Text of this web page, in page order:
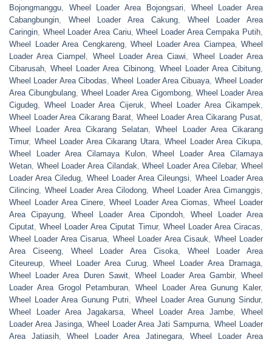
Bojongmanggu, Wheel Loader Area Bojongsari, Wheel Loader Area
Cabangbungin, Wheel Loader Area Cakung, Wheel Loader Area
Caringin, Wheel Loader Area Cariu,Wheel Loader Area Cempaka Putih,
Wheel Loader Area Cengkareng, Wheel Loader Area Ciampea, Wheel
Loader Area Ciampel , Wheel Loader Area Ciawi, Wheel Loader Area
Cibarusah,Wheel Loader Area Cibinong, Wheel Loader Area Cibitung,
Wheel Loader Area Cibodas,Wheel Loader Area Cibuaya, Wheel Loader
Area Cibungbulang, Wheel Loader Area Cigombong, Wheel Loader Area
Cigudeg,Wheel Loader Area Cijeruk, Wheel Loader Area Cikampek,
Wheel Loader Area Cikarang Barat, Wheel Loader Area Cikarang Pusat,
Wheel Loader Area Cikarang Selatan,Wheel Loader Area Cikarang
Timur, Wheel Loader Area Cikarang Utara,Wheel Loader Area Cikupa,
Wheel Loader Area Cilamaya Kulon,Wheel Loader Area Cilamaya
Wetan, Wheel Loader Area Cilandak,Wheel Loader Area Cilebar,Wheel
Loader Area Ciledug, Wheel Loader Area Cileungsi, Wheel Loader Area
Cilincing, Wheel Loader Area Cilodong, Wheel Loader Area Cimanggis,
Wheel Loader Area Cinere,Wheel Loader Area Ciomas,Wheel Loader
Area Cipayung,Wheel Loader Area Cipondoh, Wheel Loader Area
Ciputat,Wheel Loader Area Ciputat Timur, Wheel Loader Area Ciracas,
Wheel Loader Area Cisarua, Wheel Loader Area Cisauk, Wheel Loader
Area Ciseeng, Wheel Loader Area Cisoka, Wheel Loader Area
Citeureup, Wheel Loader Area Curug,Wheel Loader Area Dramaga,
Wheel Loader Area Duren Sawit,Wheel Loader Area Gambir,Wheel
Loader Area Grogol Petamburan, Wheel Loader Area Gunung Kaler,
Wheel Loader Area Gunung Putri, Wheel Loader Area Gunung Sindur,
Wheel Loader Area Jagakarsa, Wheel Loader Area Jambe, Wheel
Loader Area Jasinga, Wheel Loader Area Jati Sampurna,Wheel Loader
Area Jatiasih, Wheel Loader Area Jatinegara, Wheel Loader Area